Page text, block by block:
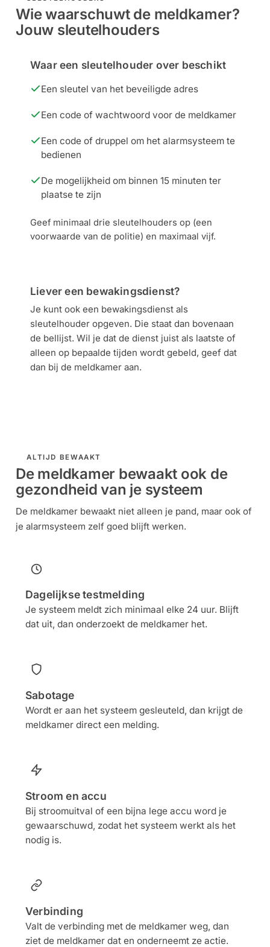
Wie waarschuwt de meldkamer?
Jouw sleutelhouders
Waar een sleutelhouder over beschikt
Een sleutel van het beveiligde adres
Een code of wachtwoord voor de meldkamer
Een code of druppel om het alarmsysteem te
bedienen
De mogelijkheid om binnen 15 minuten ter
plaatse te zijn
Geef minimaal drie sleutelhouders op (een
voorwaarde van de politie) en maximaal vijf.
Liever een bewakingsdienst?
Je kunt ook een bewakingsdienst als
sleutelhouder opgeven. Die staat dan bovenaan
de bellijst. Wil je dat de dienst juist als laatste of
alleen op bepaalde tijden wordt gebeld, geef dat
dan bij de meldkamer aan.
ALTIJD BEWAAKT
De meldkamer bewaakt ook de
gezondheid van je systeem
De meldkamer bewaakt niet alleen je pand, maar ook of
je alarmsysteem zelf goed blijft werken.
Dagelijkse testmelding
Je systeem meldt zich minimaal elke 24 uur. Blijft
dat uit, dan onderzoekt de meldkamer het.
Sabotage
Wordt er aan het systeem gesleuteld, dan krijgt de
meldkamer direct een melding.
Stroom en accu
Bij stroomuitval of een bijna lege accu word je
gewaarschuwd, zodat het systeem werkt als het
nodig is.
Verbinding
Valt de verbinding met de meldkamer weg, dan
ziet de meldkamer dat en onderneemt ze actie.